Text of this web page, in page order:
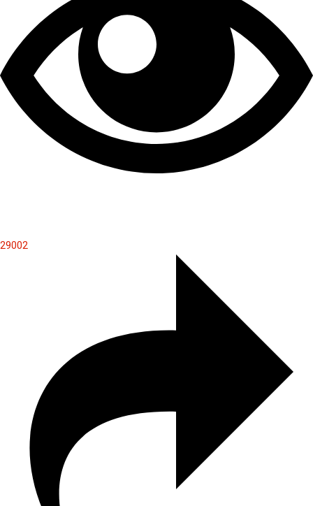
29002